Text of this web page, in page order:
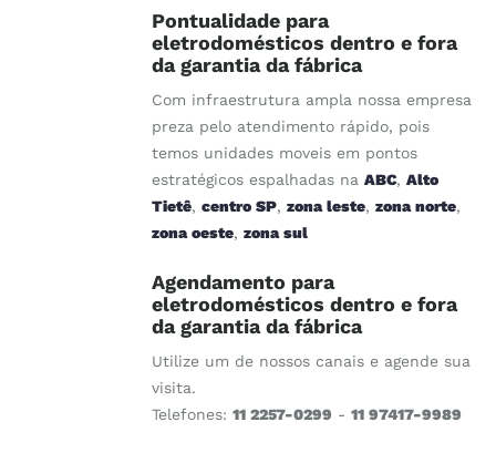
Pontualidade para
eletrodomésticos dentro e fora
da garantia da fábrica
Com infraestrutura ampla nossa empresa
preza pelo atendimento rápido, pois
temos unidades moveis em pontos
estratégicos espalhadas naABC,Alto
Tietê,centro SP,zona leste,zona norte,
zona oeste,zona sul
Agendamento para
eletrodomésticos dentro e fora
da garantia da fábrica
Utilize um de nossos canais e agende sua
visita.
Telefones:11 2257-0299 -11 97417-9989